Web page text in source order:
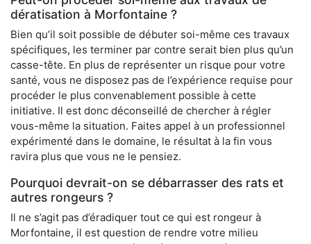
dératisation à Morfontaine ?
Bien qu’il soit possible de débuter soi-même ces travaux
spécifiques, les terminer par contre serait bien plus qu’un
casse-tête. En plus de représenter un risque pour votre
santé, vous ne disposez pas de l’expérience requise pour
procéder le plus convenablement possible à cette
initiative. Il est donc déconseillé de chercher à régler
vous-même la situation. Faites appel à un professionnel
expérimenté dans le domaine, le résultat à la fin vous
ravira plus que vous ne le pensiez.
Pourquoi devrait-on se débarrasser des rats et
autres rongeurs ?
Il ne s’agit pas d’éradiquer tout ce qui est rongeur à
Morfontaine, il est question de rendre votre milieu